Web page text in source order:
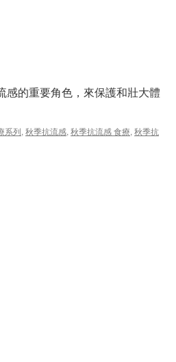
感的重要角色，來保護和壯大體
系列, 秋季抗流感, 秋季抗流感 食療, 秋季抗